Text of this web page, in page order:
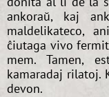
ankoraŭ, kaj
maldelikateco,
ĉiutaga vivo
mem. Tamen,
kamaradaj rilatoj.
devon.